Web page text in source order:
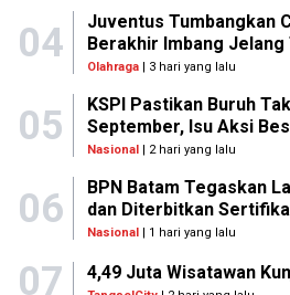
04
Juventus Tumbangkan
Berakhir Imbang
Olahraga| 3 hari yang lalu
05
KSPI Pastikan Buruh
September, Isu Aksi
Nasional| 2 hari yang lalu
06
BPN Batam Tegaskan
dan Diterbitkan
Nasional| 1 hari yang lalu
07 4,49 Juta Wisatawan